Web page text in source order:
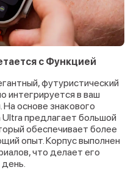
с Функцией
футуристический
интегрируется в ваш
основе знакового
предлагает большой
обеспечивает более
опыт. Корпус выполнен
что делает его